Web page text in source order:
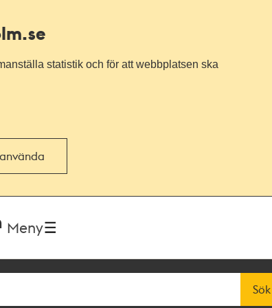
statistik och för att webbplatsen ska
Meny
Sök